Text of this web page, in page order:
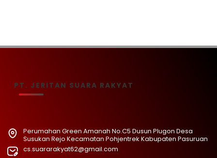
PT. JERITAN SUARA RAKYAT
Perumahan Green Amanah No.C5 Dusun Plugon Desa
Susukan Rejo Kecamatan Pohjentrek Kabupaten Pasuruan
cs.suararakyat62@gmail.com